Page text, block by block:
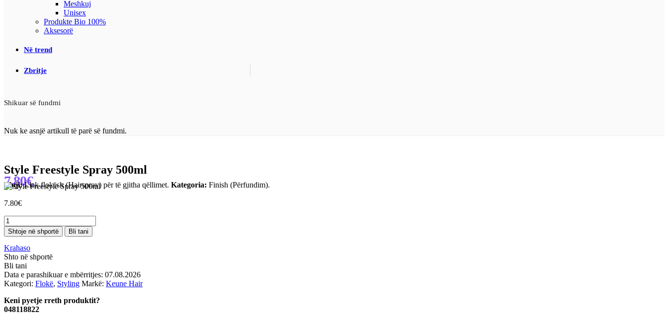
Meshkuj
Unisex
Produkte Bio 100%
Aksesorë
Në trend
Zbritje
Shikuar së fundmi
Nuk ke asnjë artikull të parë së fundmi.
Style Freestyle Spray 500ml
7.80€
Lloji:Llak flokësh (Hairspray) për të gjitha qëllimet. Kategoria: Finish (Përfundim).
7.80€
Sasi
Style
Freestyle
Spray
500ml
Shtoje në shportë Bli tani
Krahaso
Shto në shportë
Bli tani
Data e parashikuar e mbërritjes: 07.08.2026
Kategori: Flokë, Styling Markë: Keune Hair
Keni pyetje rreth produktit?
048118822